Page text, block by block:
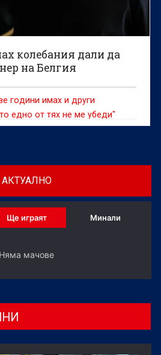
колебания дали да
на Белгия
години имах и други
едно от тях не ме убеди"
АКТУАЛНО
Ще играят Минали
Няма мачове